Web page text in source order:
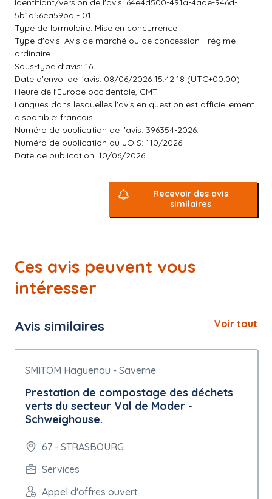
Identifiant/version de l'avis: 64e4d500-491a-4aae-946d-
5b1a56ea59ba - 01.
Type de formulaire: Mise en concurrence
Type d'avis: Avis de marché ou de concession - régime
ordinaire
Sous-type d'avis: 16.
Date d'envoi de l'avis: 08/06/2026 15:42:18 (UTC+00:00)
Heure de l'Europe occidentale, GMT
Langues dans lesquelles l'avis en question est officiellement
disponible: francais
Numéro de publication de l'avis: 396354-2026.
Numéro de publication au JO S: 110/2026.
Date de publication: 10/06/2026
Recevoir des avis
similaires
Ces avis peuvent vous
intéresser
Avis similaires Voir tout
SMITOM Haguenau - Saverne
Prestation de compostage des déchets
verts du secteur Val de Moder -
Schweighouse.
67 - STRASBOURG
Services
Appel d'offres ouvert